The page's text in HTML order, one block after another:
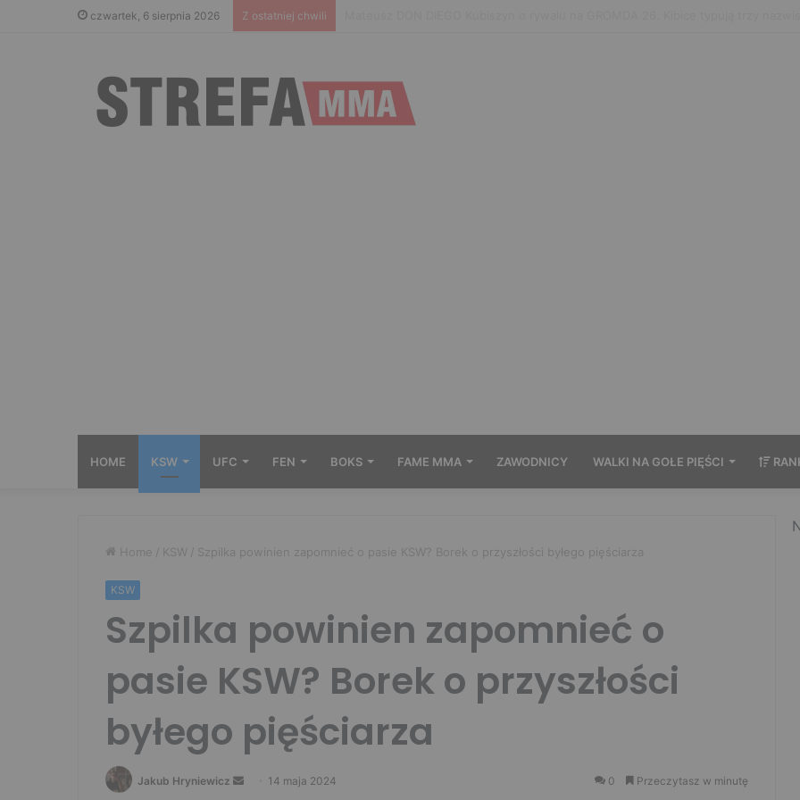
czwartek, 6 sierpnia 2026 Z ostatniej chwili
HOME KSW UFC FEN BOKS FAME MMA ZAWODNICY WALKI NA GOŁE PIĘŚCI
Home / KSW / Szpilka powinien zapomnieć o pasie KSW? Borek o przyszłości byłego pięściarza
KSW
Szpilka powinien zapomnieć o
pasie KSW? Borek o przyszłości
byłego pięściarza
Jakub Hryniewicz
Send 14 maja 2024 0 Przeczytasz w minutę